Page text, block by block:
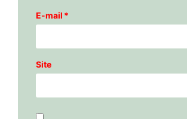
E-mail *
Site